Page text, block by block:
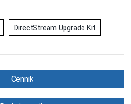
DirectStream Upgrade Kit
Cennik